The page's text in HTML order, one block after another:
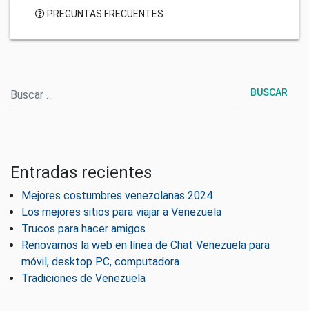
PREGUNTAS FRECUENTES
Entradas recientes
Mejores costumbres venezolanas 2024
Los mejores sitios para viajar a Venezuela
Trucos para hacer amigos
Renovamos la web en línea de Chat Venezuela para
móvil, desktop PC, computadora
Tradiciones de Venezuela